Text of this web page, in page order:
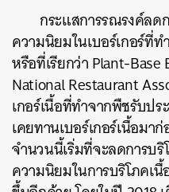
กระแสการรณรงค์ลด
ความนิยมในเบอร์เกอร์ที่ท
หรือที่เรียกว่าPlant-Base
National Restaurant
เกอร์เนื้อที่ทำจากพืชรับป
เคยทานเบอร์เกอร์เนื้อมา
จำนวนนี้เริ่มที่จะลดการบริ
ความนิยมในการบริโภคเ